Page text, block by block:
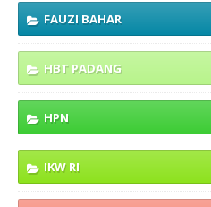
FAUZI BAHAR
HBT PADANG
HPN
IKW RI